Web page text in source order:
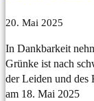
20. Mai 2025
In Dankbarkeit
Grünke ist nach
der Leiden und des
am 18. Mai 2025